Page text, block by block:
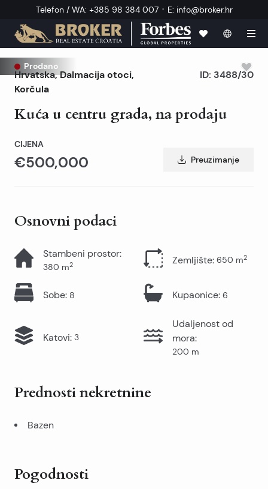
Telefon / WA: +385 98 384 007 · E: info@broker.hr
Prodano
Hrvatska,Dalmacija otoci,
Korčula
Kuća u centru grada, na prodaju
ID: 3488/30
CIJENA
€500,000 Preuzimanje
Osnovni podaci
Stambeni prostor:
380 m2 Zemljište: 650 m2
Sobe: 8 Kupaonice: 6
Katovi: 3
Udaljenost od
mora:
200 m
Prednosti nekretnine
Bazen
Pogodnosti